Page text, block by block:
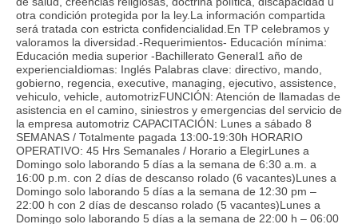
otra condición protegida por la ley.La información compartida
será tratada con estricta confidencialidad.En TP celebramos y
valoramos la diversidad.-Requerimientos- Educación mínima:
Educación media superior -Bachillerato General1 año de
experienciaIdiomas: Inglés Palabras clave: directivo, mando,
gobierno, regencia, executive, managing, ejecutivo, assistence,
vehiculo, vehicle, automotrizFUNCIÓN: Atención de llamadas de
asistencia en el camino, siniestros y emergencias del servicio de
la empresa automotriz CAPACITACIÓN: Lunes a sábado 8
SEMANAS / Totalmente pagada 13:00-19:30h HORARIO
OPERATIVO: 45 Hrs Semanales / Horario a ElegirLunes a
Domingo solo laborando 5 días a la semana de 6:30 a.m. a
16:00 p.m. con 2 días de descanso rolado (6 vacantes)Lunes a
Domingo solo laborando 5 días a la semana de 12:30 pm –
22:00 h con 2 días de descanso rolado (5 vacantes)Lunes a
Domingo solo laborando 5 días a la semana de 22:00 h – 06:00